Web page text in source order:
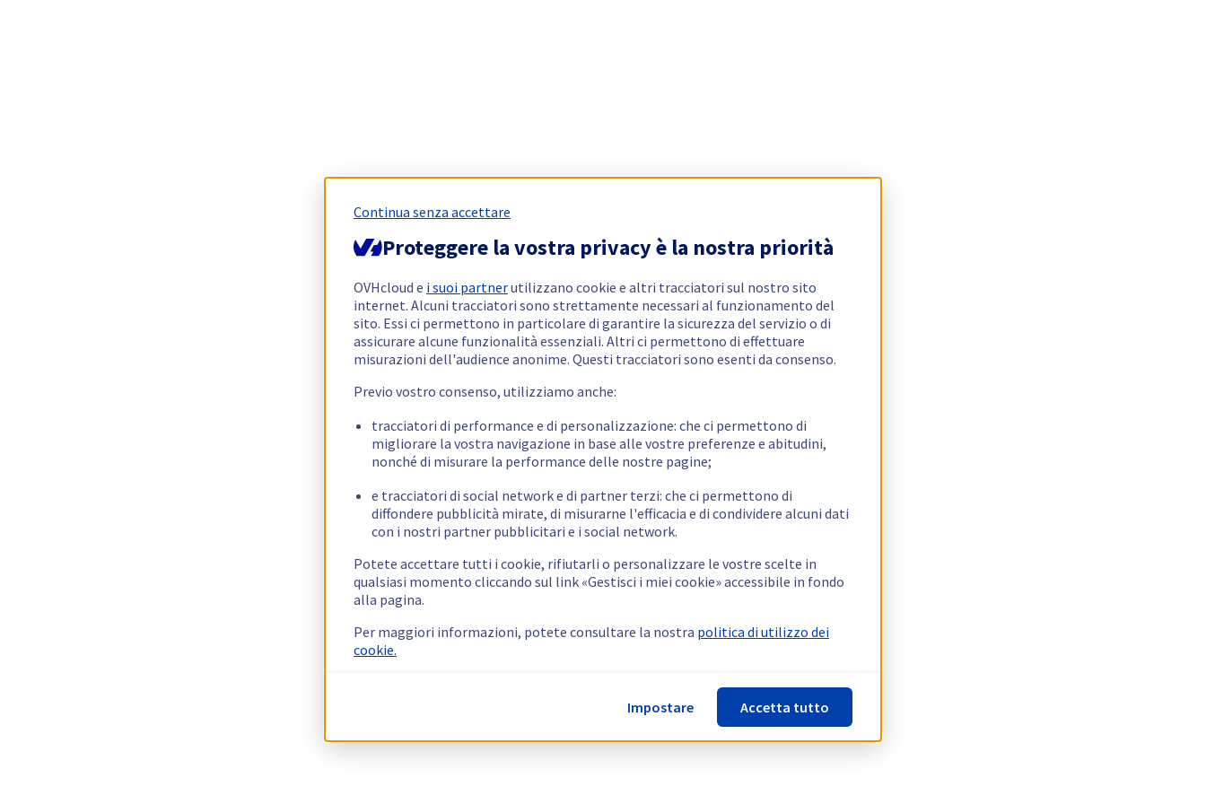
Continua senza accettare
Proteggere la vostra privacy è la nostra priorità
OVHcloud e i suoi partnerutilizzano cookie e altri tracciatori sul nostro sito
internet. Alcuni tracciatori sono strettamente necessari al funzionamento del
sito. Essi ci permettono in particolare di garantire la sicurezza del servizio o di
assicurare alcune funzionalità essenziali. Altri ci permettono di effettuare
misurazioni dell'audience anonime. Questi tracciatori sono esenti da consenso.
Previo vostro consenso, utilizziamo anche:
tracciatori di performance e di personalizzazione: che ci permettono di
migliorare la vostra navigazione in base alle vostre preferenze e abitudini,
nonché di misurare la performance delle nostre pagine;
e tracciatori di social network e di partner terzi: che ci permettono di
diffondere pubblicità mirate, di misurarne l'efficacia e di condividere alcuni dati
con i nostri partner pubblicitari e i social network.
Potete accettare tutti i cookie, rifiutarli o personalizzare le vostre scelte in
qualsiasi momento cliccando sul link «Gestisci i miei cookie» accessibile in fondo
alla pagina.
Per maggiori informazioni, potete consultare la nostra politica di utilizzo dei
cookie.
Impostare Accetta tutto